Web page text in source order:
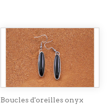
Boucles d'oreilles onyx